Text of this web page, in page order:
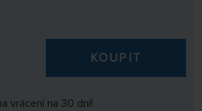
KOUPIT
vrácení na 30 dní!